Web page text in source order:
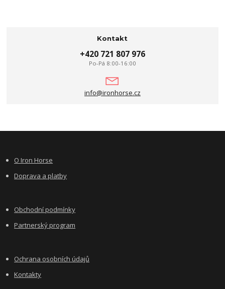
Kontakt
+420 721 807 976
Po-Pá 8:00-16:00
info@ironhorse.cz
O Iron Horse
Doprava a platby
Obchodní podmínky
Partnerský program
Ochrana osobních údajů
Kontakty